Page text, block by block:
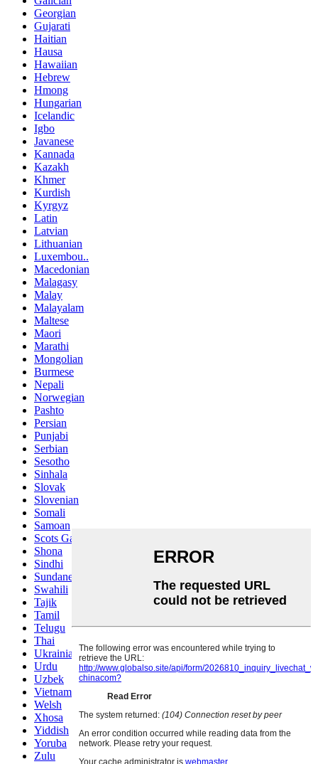
Georgian
Gujarati
Haitian
Hausa
Hawaiian
Hebrew
Hmong
Hungarian
Icelandic
Igbo
Javanese
Kannada
Kazakh
Khmer
Kurdish
Kyrgyz
Latin
Latvian
Lithuanian
Luxembou..
Macedonian
Malagasy
Malay
Malayalam
Maltese
Maori
Marathi
Mongolian
Burmese
Nepali
Norwegian
Pashto
Persian
Punjabi
Serbian
Sesotho
Sinhala
Slovak
Slovenian
Somali
Samoan
Scots Gaelic
Shona
Sindhi
Sundanese
Swahili
Tajik
Tamil
Telugu
Thai
Ukrainian
Urdu
Uzbek
Vietnamese
Welsh
Xhosa
Yiddish
Yoruba
Zulu